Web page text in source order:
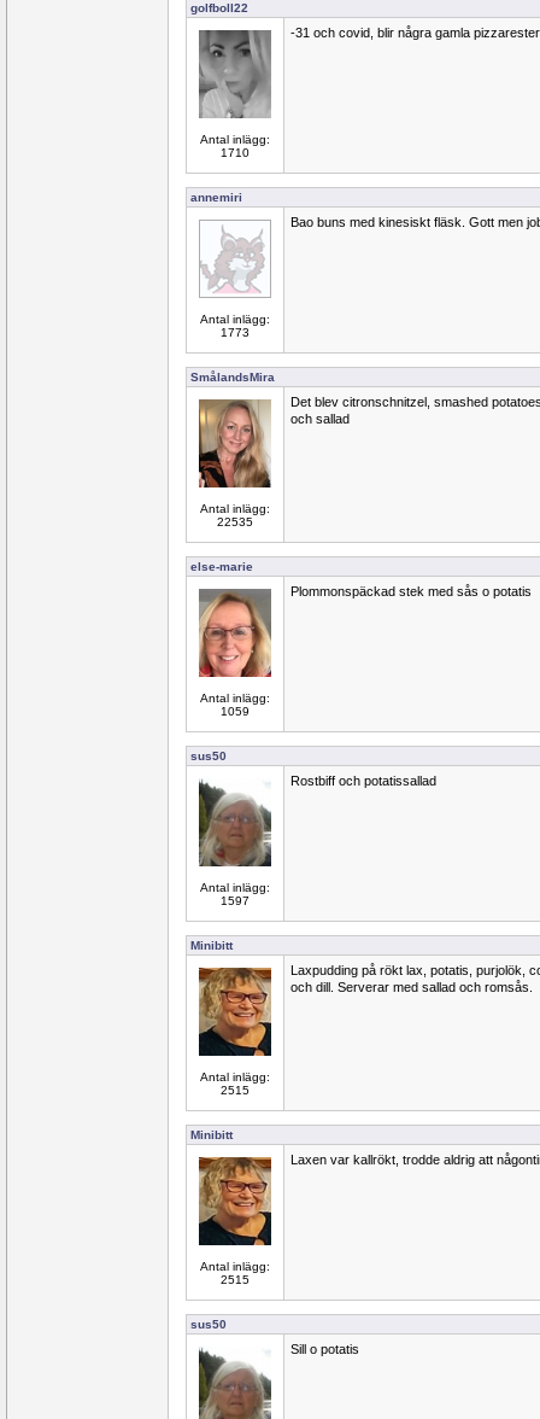
golfboll22
Antal inlägg:
1710
-31 och covid, blir några gamla
annemiri
Antal inlägg:
1773
Bao buns med kinesiskt fläsk. Gott men
SmålandsMira
Antal inlägg:
22535
Det blev citronschnitzel, smashed
och sallad
else-marie
Antal inlägg:
1059
Plommonspäckad stek med sås o potatis
sus50
Antal inlägg:
1597
Rostbiff och potatissallad
Minibitt
Antal inlägg:
2515
Laxpudding på rökt lax, potatis, purjolök,
och dill. Serverar med sallad och romsås.
Minibitt
Antal inlägg:
2515
Laxen var kallrökt, trodde aldrig att
sus50
Sill o potatis